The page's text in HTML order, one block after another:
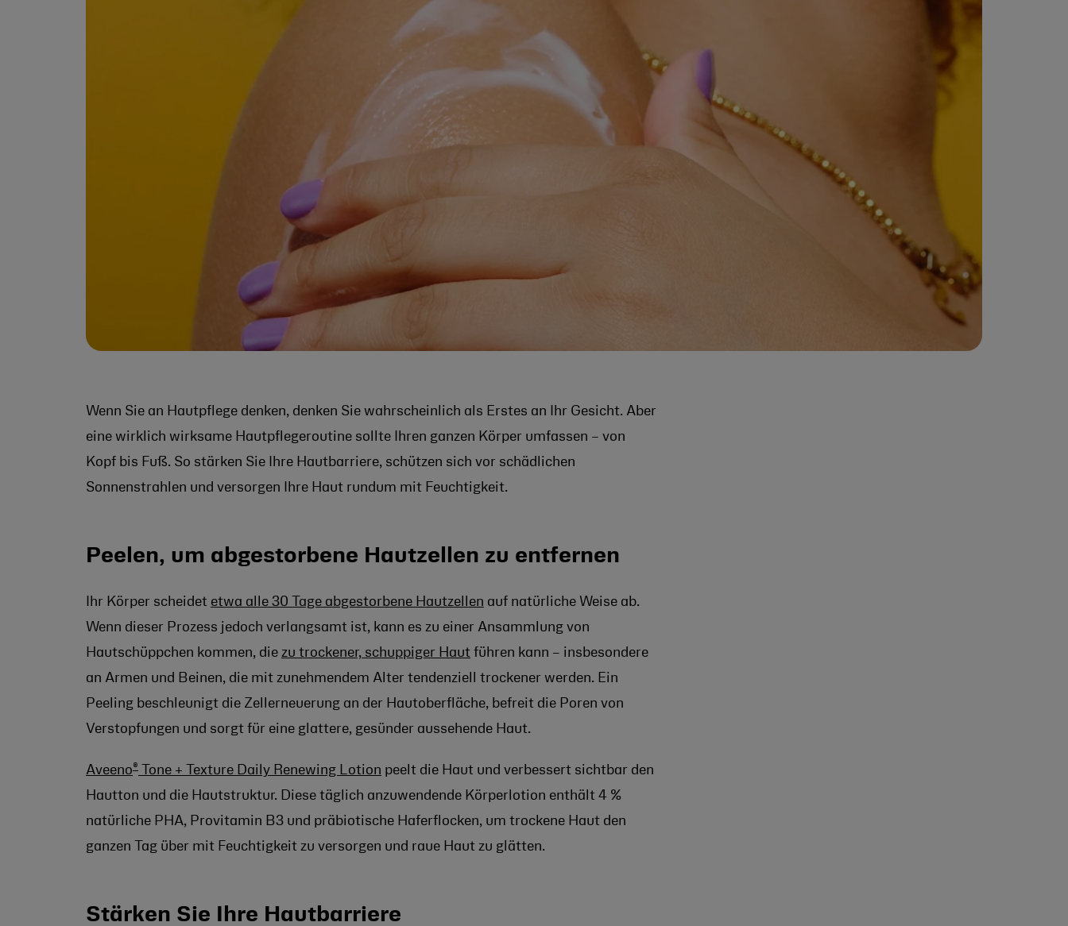
Wenn Sie an Hautpflege denken, denken Sie wahrscheinlich als Erstes an Ihr Gesicht. Aber
eine wirklich wirksame Hautpflegeroutine sollte Ihren ganzen Körper umfassen – von
Kopf bis Fuß. So stärken Sie Ihre Hautbarriere, schützen sich vor schädlichen
Sonnenstrahlen und versorgen Ihre Haut rundum mit Feuchtigkeit.
Peelen, um abgestorbene Hautzellen zu entfernen
Ihr Körper scheidet etwa alle 30 Tage abgestorbene Hautzellen auf natürliche Weise ab.
Wenn dieser Prozess jedoch verlangsamt ist, kann es zu einer Ansammlung von
Hautschüppchen kommen, die zu trockener, schuppiger Haut führen kann – insbesondere
an Armen und Beinen, die mit zunehmendem Alter tendenziell trockener werden. Ein
Peeling beschleunigt die Zellerneuerung an der Hautoberfläche, befreit die Poren von
Verstopfungen und sorgt für eine glattere, gesünder aussehende Haut.
Aveeno ® Tone + Texture Daily Renewing Lotion peelt die Haut und verbessert sichtbar den
Hautton und die Hautstruktur. Diese täglich anzuwendende Körperlotion enthält 4 %
natürliche PHA, Provitamin B3 und präbiotische Haferflocken, um trockene Haut den
ganzen Tag über mit Feuchtigkeit zu versorgen und raue Haut zu glätten.
Stärken Sie Ihre Hautbarriere